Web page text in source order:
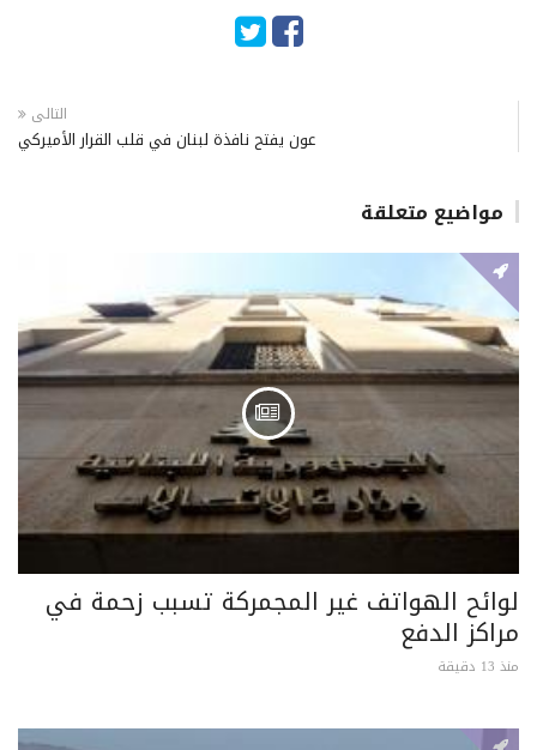
التالى
عون يفتح نافذة لبنان في قلب القرار الأميركي
مواضيع متعلقة
لوائح الهواتف غير المجمركة تسبب زحمة في
مراكز الدفع
منذ 13 دقيقة